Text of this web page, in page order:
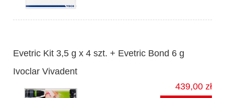
Evetric Kit 3,5 g x 4 szt. + Evetric Bond 6 g
Ivoclar Vivadent
439,00 zł